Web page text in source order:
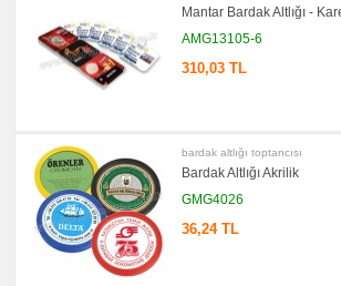
Mantar Bardak Altlığı -
AMG13105-6
310,03 TL
bardak altlığı toptancısı
Bardak Altlığı Akrilik
GMG4026
36,24 TL
promosyon
Kartvizitlik
promosyon
Radyo
Bloknot
promosyon
Evrak
Çantası
&
Sekreter
Bloknot